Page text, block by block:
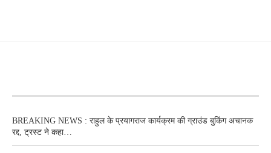
BREAKING NEWS : राहुल के प्रयागराज कार्यक्रम की ग्राउंड बुकिंग अचानक
रद्द, ट्रस्ट ने कहा…